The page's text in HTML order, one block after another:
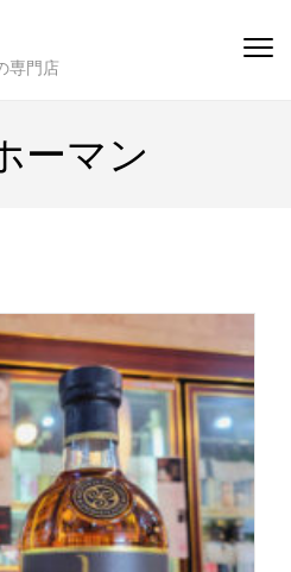
専門店
ーマン